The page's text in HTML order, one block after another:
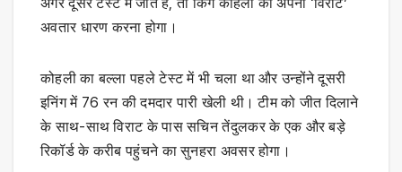
अवतार धारण करना होगा।
कोहली का बल्ला पहले टेस्ट में भी चला था और उन्होंने दूसरी
इनिंग में 76 रन की दमदार पारी खेली थी। टीम को जीत दिलाने
के साथ-साथ विराट के पास सचिन तेंदुलकर के एक और बड़े
रिकॉर्ड के करीब पहुंचने का सुनहरा अवसर होगा।